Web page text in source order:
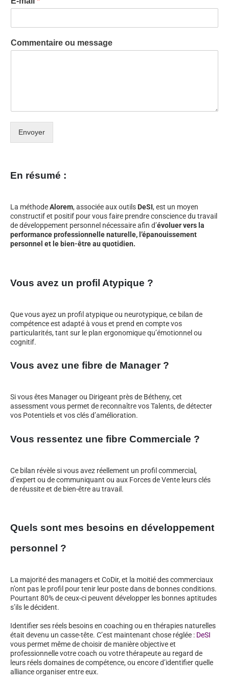
Commentaire ou message
Envoyer
En résumé :
La méthodeAlorem, associée aux outils DeSI, est un moyen
constructif et positif pour vous faire prendre conscience du travail
de développement personnel nécessaire afin d’évoluer vers la
performance professionnelle naturelle, l’épanouissement
personnel et le bien-être au quotidien.
Vous avez un profil Atypique ?
Que vous ayez un profil atypique ou neurotypique, ce bilan de
compétence est adapté à vous et prend en compte vos
particularités, tant sur le plan ergonomique qu’émotionnel ou
cognitif.
Vous avez une fibre de Manager ?
Si vous êtes Manager ou Dirigeant près de Bétheny, cet
assessment vous permet de reconnaître vos Talents, de détecter
vos Potentiels et vos clés d’amélioration.
Vous ressentez une fibre Commerciale ?
Ce bilan révèle si vous avez réellement un profil commercial,
d’expert ou de communiquant ou aux Forces de Vente leurs clés
de réussite et de bien-être au travail.
Quels sont mes besoins en développement
personnel ?
La majorité des managers et CoDir, et la moitié des commerciaux
n’ont pas le profil pour tenir leur poste dans de bonnes conditions.
Pourtant 80% de ceux-ci peuvent développer les bonnes aptitudes
s’ils le décident.
Identifier ses réels besoins en coaching ou en thérapies naturelles
était devenu un casse-tête. C’est maintenant chose réglée : DeSI
vous permet même de choisir de manière objective et
professionnelle votre coach ou votre thérapeute au regard de
leurs réels domaines de compétence, ou encore d’identifier quelle
alliance organiser entre eux.